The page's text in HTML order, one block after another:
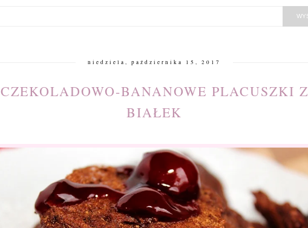
niedziela, października 15, 2017
CZEKOLADOWO-BANANOWE PLACUSZKI Z
BIAŁEK